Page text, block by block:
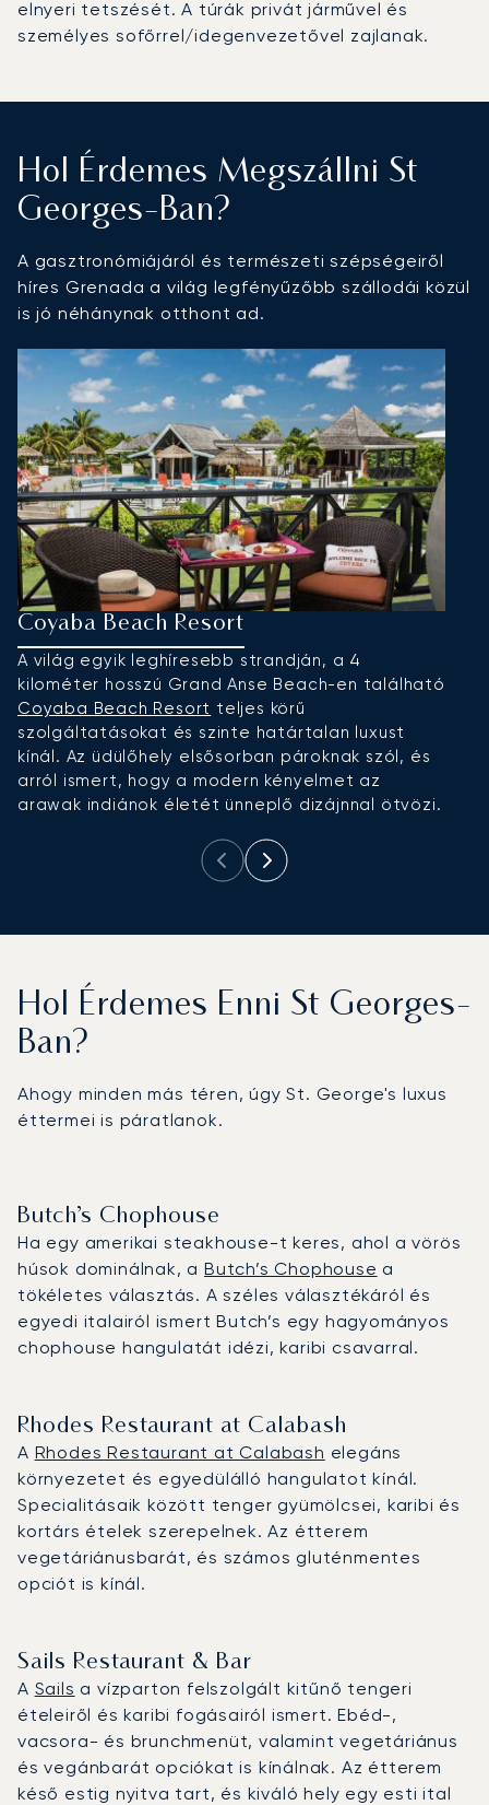
elnyeri tetszését. A túrák privát járművel és
személyes sofőrrel/idegenvezetővel zajlanak.
Hol Érdemes Megszállni St
Georges-Ban?
A gasztronómiájáról és természeti szépségeiről
híres Grenada a világ legfényűzőbb szállodái közül
is jó néhánynak otthont ad.
Coyaba Beach Resort
A világ egyik leghíresebb strandján, a 4
kilométer hosszú Grand Anse Beach-en található
Coyaba Beach Resort teljes körű
szolgáltatásokat és szinte határtalan luxust
kínál. Az üdülőhely elsősorban pároknak szól, és
arról ismert, hogy a modern kényelmet az
arawak indiánok életét ünneplő dizájnnal ötvözi.
Hol Érdemes Enni St Georges-
Ban?
Ahogy minden más téren, úgy St. George's luxus
éttermei is páratlanok.
Butch’s Chophouse
Ha egy amerikai steakhouse-t keres, ahol a vörös
húsok dominálnak, aButch’s Chophouse a
tökéletes választás. A széles választékáról és
egyedi italairól ismert Butch’s egy hagyományos
chophouse hangulatát idézi, karibi csavarral.
Rhodes Restaurant at Calabash
A Rhodes Restaurant at Calabash elegáns
környezetet és egyedülálló hangulatot kínál.
Specialitásaik között tenger gyümölcsei, karibi és
kortárs ételek szerepelnek. Az étterem
vegetáriánusbarát, és számos gluténmentes
opciót is kínál.
Sails Restaurant & Bar
A Sails a vízparton felszolgált kitűnő tengeri
ételeiről és karibi fogásairól ismert. Ebéd-,
vacsora- és brunchmenüt, valamint vegetáriánus
és vegánbarát opciókat is kínálnak. Az étterem
késő estig nyitva tart, és kiváló hely egy esti ital